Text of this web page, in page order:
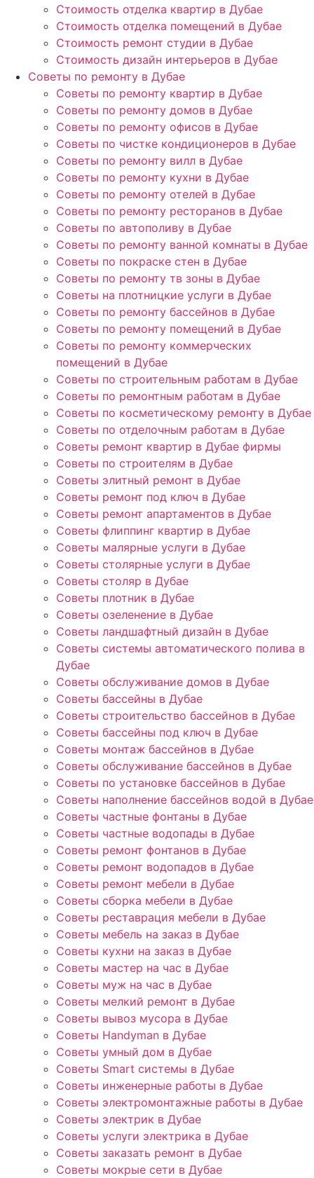
Стоимость отделка квартир в Дубае
Стоимость отделка помещений в Дубае
Стоимость ремонт студии в Дубае
Стоимость дизайн интерьеров в Дубае
Советы по ремонту в Дубае
Советы по ремонту квартир в Дубае
Советы по ремонту домов в Дубае
Советы по ремонту офисов в Дубае
Советы по чистке кондиционеров в Дубае
Советы по ремонту вилл в Дубае
Советы по ремонту кухни в Дубае
Советы по ремонту отелей в Дубае
Советы по ремонту ресторанов в Дубае
Советы по автополиву в Дубае
Советы по ремонту ванной комнаты в Дубае
Советы по покраске стен в Дубае
Советы по ремонту тв зоны в Дубае
Советы на плотницкие услуги в Дубае
Советы по ремонту бассейнов в Дубае
Советы по ремонту помещений в Дубае
Советы по ремонту коммерческих
помещений в Дубае
Советы по строительным работам в Дубае
Советы по ремонтным работам в Дубае
Советы по косметическому ремонту в Дубае
Советы по отделочным работам в Дубае
Советы ремонт квартир в Дубае фирмы
Советы по строителям в Дубае
Советы элитный ремонт в Дубае
Советы ремонт под ключ в Дубае
Советы ремонт апартаментов в Дубае
Советы флиппинг квартир в Дубае
Советы малярные услуги в Дубае
Советы столярные услуги в Дубае
Советы столяр в Дубае
Советы плотник в Дубае
Советы озеленение в Дубае
Советы ландшафтный дизайн в Дубае
Советы системы автоматического полива в
Дубае
Советы обслуживание домов в Дубае
Советы бассейны в Дубае
Советы строительство бассейнов в Дубае
Советы бассейны под ключ в Дубае
Советы монтаж бассейнов в Дубае
Советы обслуживание бассейнов в Дубае
Советы по установке бассейнов в Дубае
Советы наполнение бассейнов водой в Дубае
Советы частные фонтаны в Дубае
Советы частные водопады в Дубае
Советы ремонт фонтанов в Дубае
Советы ремонт водопадов в Дубае
Советы ремонт мебели в Дубае
Советы сборка мебели в Дубае
Советы реставрация мебели в Дубае
Советы мебель на заказ в Дубае
Советы кухни на заказ в Дубае
Советы мастер на час в Дубае
Советы муж на час в Дубае
Советы мелкий ремонт в Дубае
Советы вывоз мусора в Дубае
Советы Handyman в Дубае
Советы умный дом в Дубае
Советы Smart системы в Дубае
Советы инженерные работы в Дубае
Советы электромонтажные работы в Дубае
Советы электрик в Дубае
Советы услуги электрика в Дубае
Советы заказать ремонт в Дубае
Советы мокрые сети в Дубае